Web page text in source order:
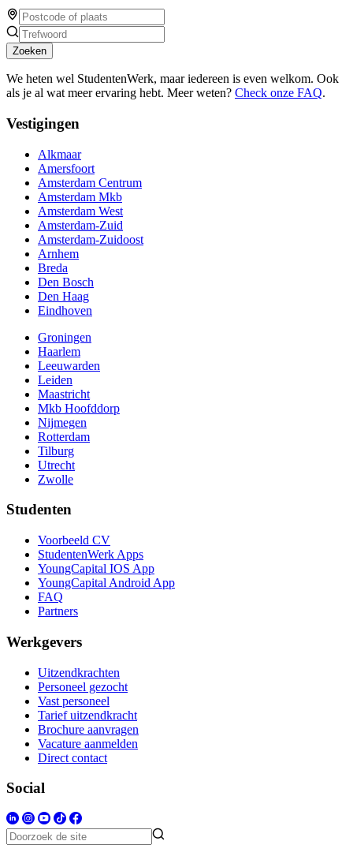
Zoeken
We heten wel StudentenWerk, maar iedereen is even welkom. Ook
als je al wat meer ervaring hebt. Meer weten? Check onze FAQ.
Vestigingen
Alkmaar
Amersfoort
Amsterdam Centrum
Amsterdam Mkb
Amsterdam West
Amsterdam-Zuid
Amsterdam-Zuidoost
Arnhem
Breda
Den Bosch
Den Haag
Eindhoven
Groningen
Haarlem
Leeuwarden
Leiden
Maastricht
Mkb Hoofddorp
Nijmegen
Rotterdam
Tilburg
Utrecht
Zwolle
Studenten
Voorbeeld CV
StudentenWerk Apps
YoungCapital IOS App
YoungCapital Android App
FAQ
Partners
Werkgevers
Uitzendkrachten
Personeel gezocht
Vast personeel
Tarief uitzendkracht
Brochure aanvragen
Vacature aanmelden
Direct contact
Social